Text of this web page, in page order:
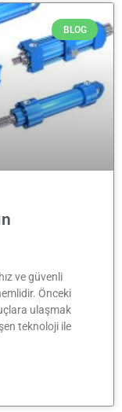
BLOG
ve güvenli
Önceki
ulaşmak
teknoloji ile